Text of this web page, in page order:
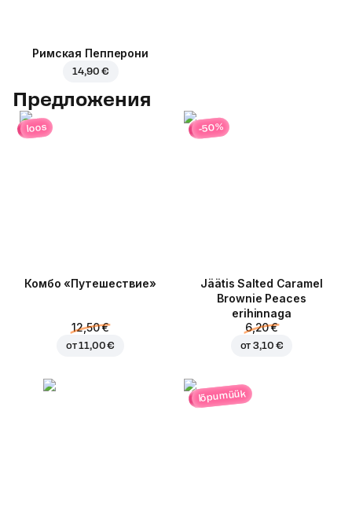
Римская Пепперони
14,90 €
Предложения
loos
Комбо «Путешествие»
12,50 €
от11,00 €
-50%
Jäätis Salted Caramel
Brownie Peaces
erihinnaga
6,20 €
от3,10 €
lõpumüük